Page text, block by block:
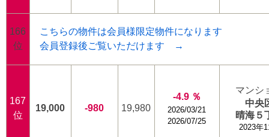
166
位
こちらの物件は会員様限定物件になります
会員登録後ご覧いただけます →
167
位
19,000 -980 19,980
-4.9 ％
2026/03/21
2026/07/25
マンシ
中央
晴海５
2023年